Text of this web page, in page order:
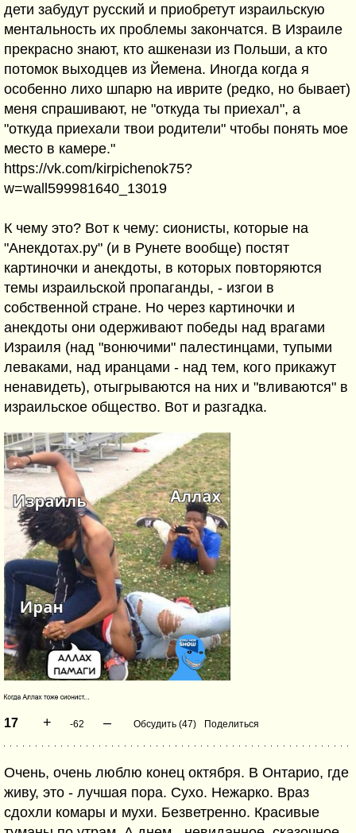
дети забудут русский и приобретут израильскую
ментальность их проблемы закончатся. В Израиле
прекрасно знают, кто ашкенази из Польши, а кто
потомок выходцев из Йемена. Иногда когда я
особенно лихо шпарю на иврите (редко, но бывает)
меня спрашивают, не "откуда ты приехал", а
"откуда приехали твои родители" чтобы понять мое
место в камере."
https://vk.com/kirpichenok75?
w=wall599981640_13019
К чему это? Вот к чему: сионисты, которые на
"Анекдотах.ру" (и в Рунете вообще) постят
картиночки и анекдоты, в которых повторяются
темы израильской пропаганды, - изгои в
собственной стране. Но через картиночки и
анекдоты они одерживают победы над врагами
Израиля (над "вонючими" палестинцами, тупыми
леваками, над иранцами - над тем, кого прикажут
ненавидеть), отыгрываются на них и "вливаются" в
израильское общество. Вот и разгадка.
17 + -62 – Обсудить (47) Поделиться
Очень, очень люблю конец октября. В Онтарио, где
живу, это - лучшая пора. Сухо. Нежарко. Враз
сдохли комары и мухи. Безветренно. Красивые